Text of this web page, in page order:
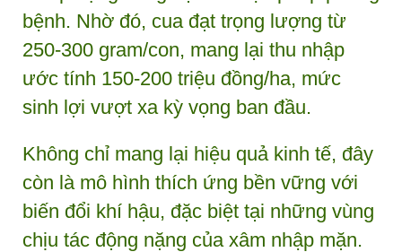
bệnh. Nhờ đó, cua đạt trọng lượng từ
250-300 gram/con, mang lại thu nhập
ước tính 150-200 triệu đồng/ha, mức
sinh lợi vượt xa kỳ vọng ban đầu.
Không chỉ mang lại hiệu quả kinh tế, đây
còn là mô hình thích ứng bền vững với
biến đổi khí hậu, đặc biệt tại những vùng
chịu tác động nặng của xâm nhập mặn.